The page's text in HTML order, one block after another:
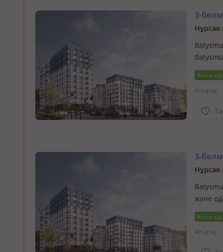
3-
Нұрсая
город в
Жаңа
Атырау
3-
Нұрсая
және
Жаңа
Атырау